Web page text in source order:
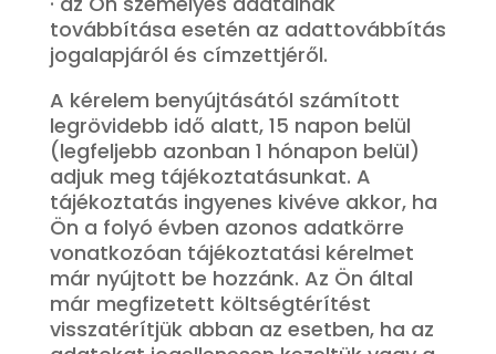
továbbítása esetén az adattovábbítás
jogalapjáról és címzettjéről.
A kérelem benyújtásától számított
legrövidebb idő alatt, 15 napon belül
(legfeljebb azonban 1 hónapon belül)
adjuk meg tájékoztatásunkat. A
tájékoztatás ingyenes kivéve akkor, ha
Ön a folyó évben azonos adatkörre
vonatkozóan tájékoztatási kérelmet
már nyújtott be hozzánk. Az Ön által
már megfizetett költségtérítést
visszatérítjük abban az esetben, ha az